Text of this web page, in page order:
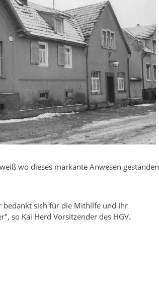
wo dieses markante Anwesen gestanden
bedankt sich für die Mithilfe und Ihr
so Kai Herd Vorsitzender des HGV.